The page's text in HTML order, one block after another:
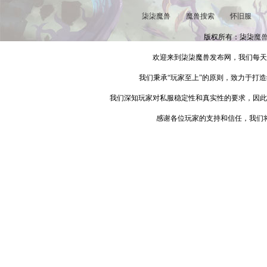
柒柒魔兽 |魔兽搜索|怀旧服 |
版权所有：柒柒魔
欢迎来到柒柒魔兽发布网，我们每
我们秉承“玩家至上”的原则，致力于打
我们深知玩家对私服稳定性和真实性的要求，因
感谢各位玩家的支持和信任，我